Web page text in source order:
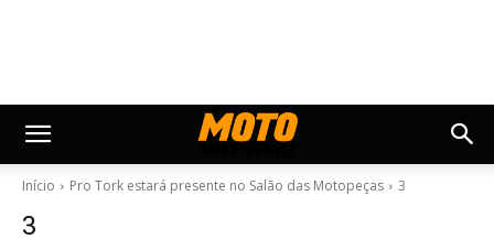
Início Pro Tork estará presente no Salão das Motopeças 3
3